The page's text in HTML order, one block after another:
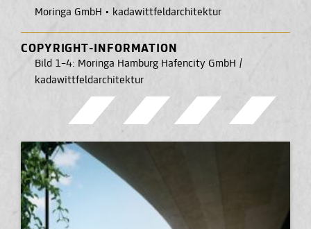
Moringa GmbH • kadawittfeldarchitektur
COPYRIGHT-INFORMATION
Bild 1–4: Moringa Hamburg Hafencity GmbH /
kadawittfeldarchitektur